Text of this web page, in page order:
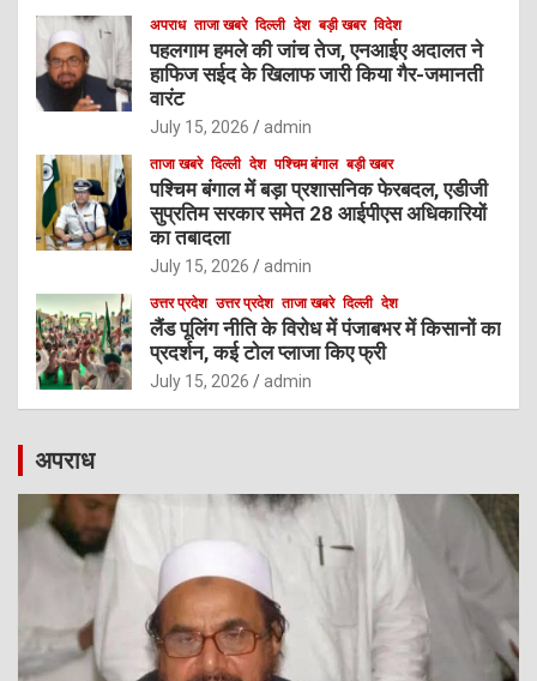
अपराध ताजा खबरे दिल्ली देश बड़ी खबर विदेश
पहलगाम हमले की जांच तेज, एनआईए अदालत ने
हाफिज सईद के खिलाफ जारी किया गैर-जमानती
वारंट
July 15, 2026 admin
ताजा खबरे दिल्ली देश पश्चिम बंगाल बड़ी खबर
पश्चिम बंगाल में बड़ा प्रशासनिक फेरबदल, एडीजी
सुप्रतिम सरकार समेत 28 आईपीएस अधिकारियों
का तबादला
July 15, 2026 admin
उत्तर प्रदेश उत्तर प्रदेश ताजा खबरे दिल्ली देश
लैंड पूलिंग नीति के विरोध में पंजाबभर में किसानों का
प्रदर्शन, कई टोल प्लाजा किए फ्री
July 15, 2026 admin
अपराध